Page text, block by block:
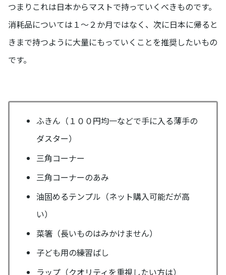
つまりこれは日本からマストで持っていくべきものです。
消耗品については１～２か月ではなく、次に日本に帰ると
きまで持つように大量にもっていくことを推奨したいもの
です。
ふきん（１００円均一などで手に入る薄手の
ダスター）
三角コーナー
三角コーナーのあみ
油固めるテンプル（ネット購入可能だが高
い）
菜箸（長いものはみかけません）
子ども用の練習ばし
ラップ（クオリティを重視したい方は）